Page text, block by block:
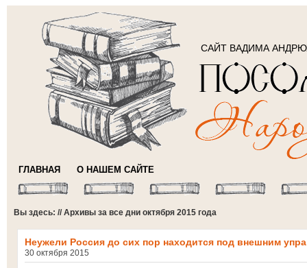
САЙТ ВАДИМА
ГЛАВНАЯ О НАШЕМ САЙТЕ
Вы здесь: // Архивы за все дни октября 2015 года
Неужели Россия до сих пор находится под внешним
30 октября 2015